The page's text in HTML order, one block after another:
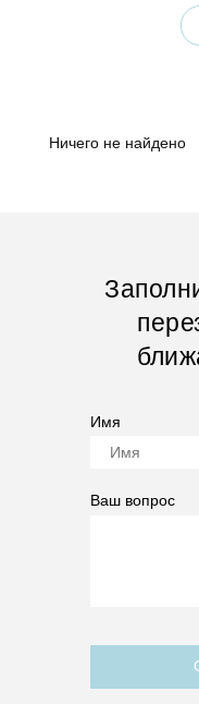
Ничего не найдено
Имя
Ваш вопрос